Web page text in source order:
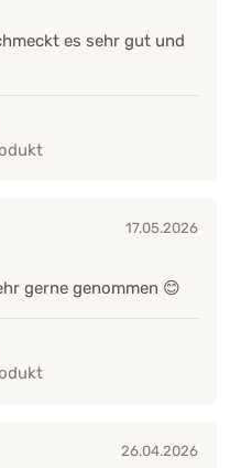
es sehr gut und
17.05.2026
gerne genommen 😊
26.04.2026